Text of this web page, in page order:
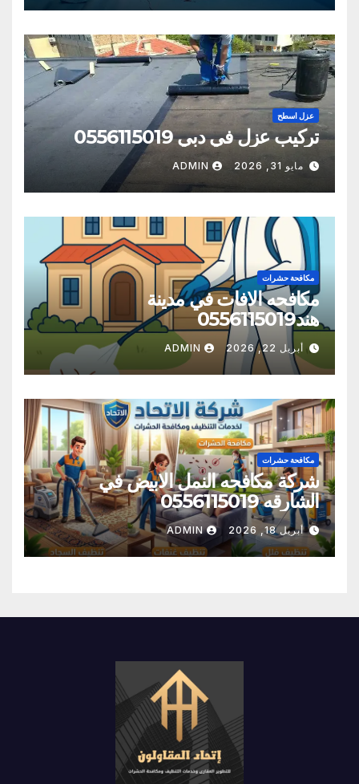
عزل اسطح
تركيب عزل في دبي 0556115019
مايو 31, 2026 ADMIN
مكافحة حشرات
مكافحه الافات في مدينة
هند0556115019
أبريل 22, 2026 ADMIN
مكافحة حشرات
شركة مكافحه النمل الابيض في
الشارقه 0556115019
أبريل 18, 2026 ADMIN